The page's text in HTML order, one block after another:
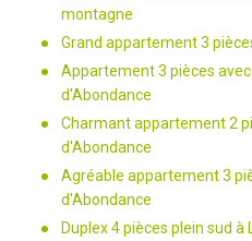
montagne
Grand appartement 3
Appartement 3 pièces
d'Abondance
Charmant appartement 2
d'Abondance
Agréable appartement 3
d'Abondance
Duplex 4 pièces plein sud